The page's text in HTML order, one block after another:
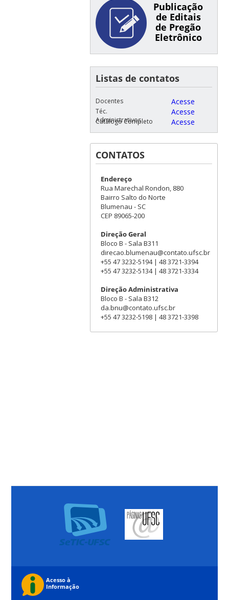
Publicação
de Editais
de Pregão
Eletrônico
Listas de contatos
Docentes Acesse
Téc.
Administrativos
Acesse
Catálogo Completo Acesse
CONTATOS
Endereço
Rua Marechal Rondon, 880
Bairro Salto do Norte
Blumenau - SC
CEP 89065-200
Direção Geral
Bloco B - Sala B311
direcao.blumenau@contato.ufsc.br
+55 47 3232-5194 | 48 3721-3394
+55 47 3232-5134 | 48 3721-3334
Direção Administrativa
Bloco B - Sala B312
da.bnu@contato.ufsc.br
+55 47 3232-5198 | 48 3721-3398